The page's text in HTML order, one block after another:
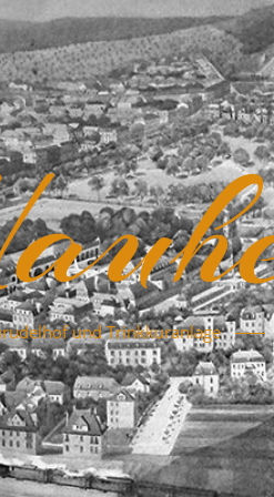
und Trinkkuranlage